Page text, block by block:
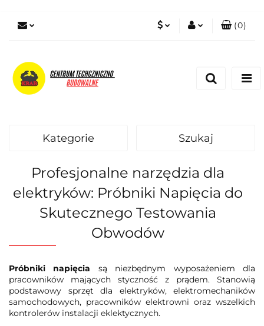
(0)
Kategorie Szukaj
Profesjonalne narzędzia dla
elektryków: Próbniki Napięcia do
Skutecznego Testowania
Obwodów
Próbniki napięcia są niezbędnym wyposażeniem dla
pracowników mających styczność z prądem. Stanowią
podstawowy sprzęt dla elektryków, elektromechaników
samochodowych, pracowników elektrowni oraz wszelkich
kontrolerów instalacji eklektycznych.